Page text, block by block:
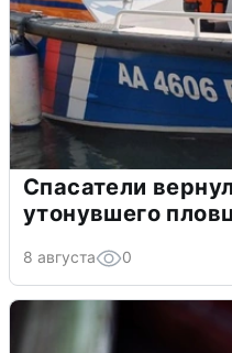
Спасатели
утонувшего
8 августа 0